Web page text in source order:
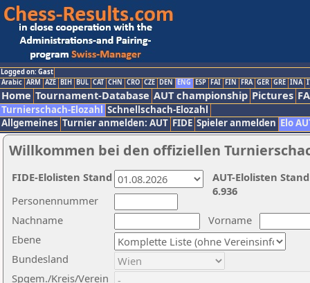
Logged on: Gast
Arabic ARM AZE BIH BUL CAT CHN CRO CZE DEN ENG ESP FAI FIN FRA GER GRE INA
Home Tournament-Database AUT championship Pictures
Turnierschach-Elozahl Schnellschach-Elozahl
Allgemeines Turnier anmelden: AUT FIDE Spieler anmelden Elo
Willkommen bei den offiziellen
Nachname
Vorname
Ebene
Personennummer
Bundesland
Spgem./Kreis/Verein
AUT-Elolisten
6.936
FIDE-Elolisten Stand